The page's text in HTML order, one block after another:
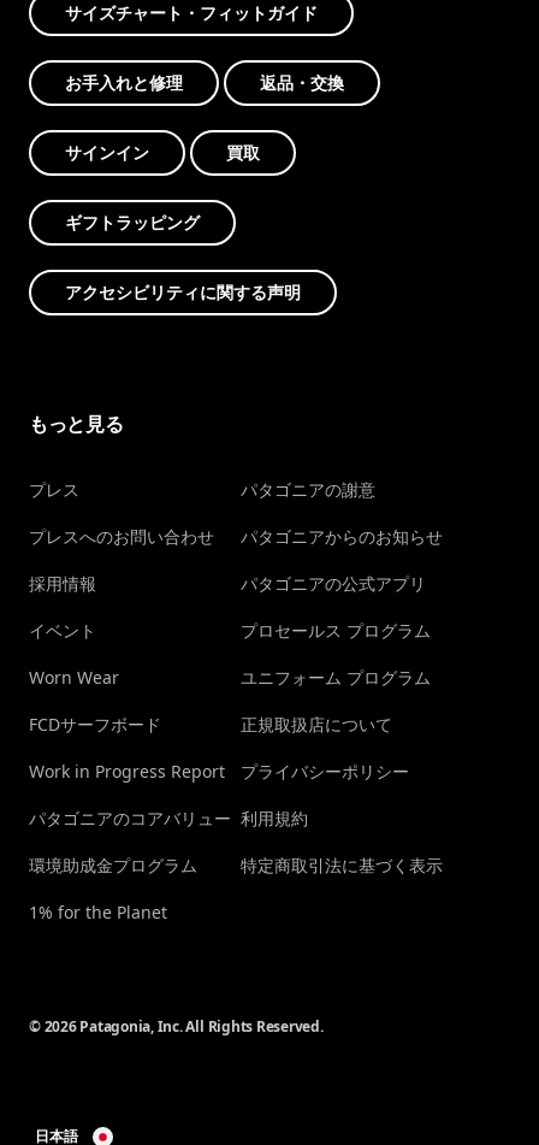
サイズチャート・フィットガイド
お手入れと修理 返品・交換
サインイン 買取
ギフトラッピング
アクセシビリティに関する声明
もっと見る
プレス
プレスへのお問い合わせ
採用情報
イベント
Worn Wear
FCDサーフボード
Work in Progress Report
パタゴニアのコアバリュー
環境助成金プログラム
1% for the Planet
パタゴニアの謝意
パタゴニアからのお知らせ
パタゴニアの公式アプリ
プロセールス プログラム
ユニフォーム プログラム
正規取扱店について
プライバシーポリシー
利用規約
特定商取引法に基づく表示
© 2026 Patagonia, Inc. All Rights Reserved.
日本語